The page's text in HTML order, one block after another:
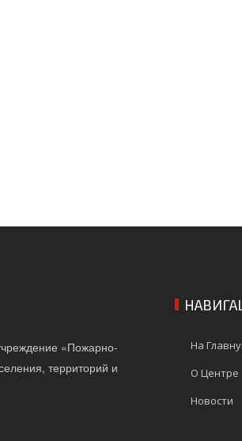
«Пожарно-
территорий и
На
О Центре
Новости